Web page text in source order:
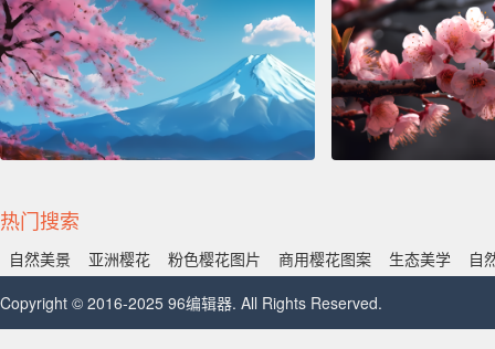
热门搜索
自然美景 亚洲樱花 粉色樱花图片 商用樱花图案 生态美学
自
Copyright © 2016-2025 96编辑器. All Rights Reserved.